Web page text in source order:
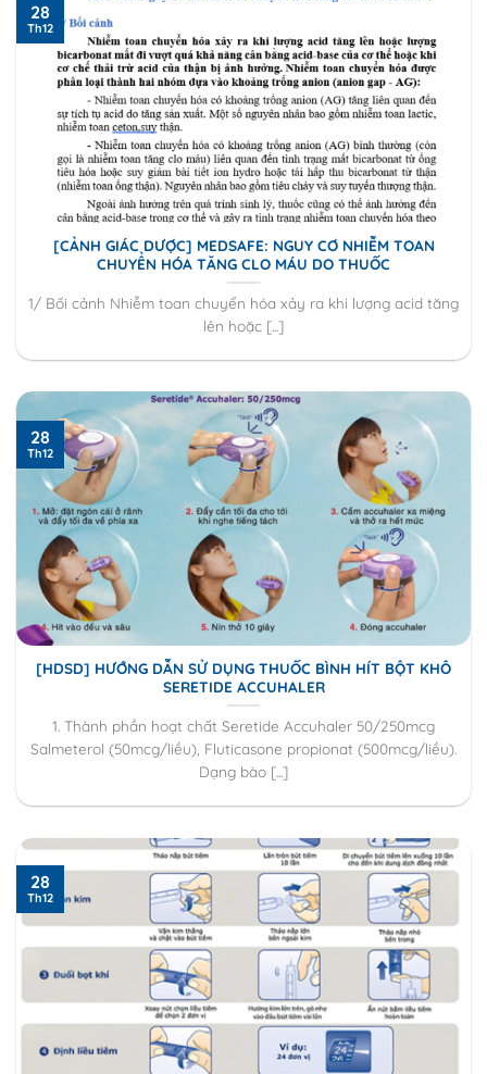
[CẢNH GIÁC DƯỢC] MEDSAFE: NGUY CƠ NHIỄM TOAN
CHUYỂN HÓA TĂNG CLO MÁU DO THUỐC
1/ Bối cảnh Nhiễm toan chuyển hóa xảy ra khi lượng acid tăng
lên hoặc [...]
28
Th12
[HDSD] HƯỚNG DẪN SỬ DỤNG THUỐC BÌNH HÍT BỘT KHÔ
SERETIDE ACCUHALER
1. Thành phần hoạt chất Seretide Accuhaler 50/250mcg
Salmeterol (50mcg/liều), Fluticasone propionat (500mcg/liều).
Dạng bào [...]
28
Th12
28
Th12